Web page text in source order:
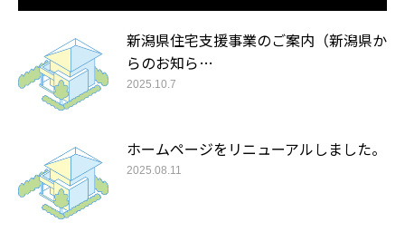
新潟県住宅支援事業のご案内（新潟県か
らのお知ら…
2025.10.7
ホームページをリニューアルしました。
2025.08.11